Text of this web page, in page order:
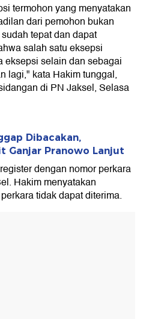
termohon yang menyatakan
dari pemohon bukan
tepat dan dapat
salah satu eksepsi
eksepsi selain dan sebagai
lagi," kata Hakim tunggal,
di PN Jaksel, Selasa
Dibacakan,
Ganjar Pranowo Lanjut
dengan nomor perkara
Hakim menyatakan
tidak dapat diterima.